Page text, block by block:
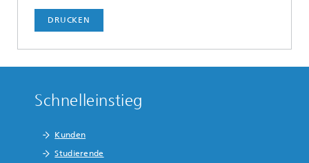
DRUCKEN
Schnelleinstieg
Kunden
Studierende